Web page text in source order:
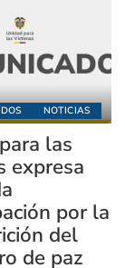
NOTICIAS
las
expresa
por la
del
de paz